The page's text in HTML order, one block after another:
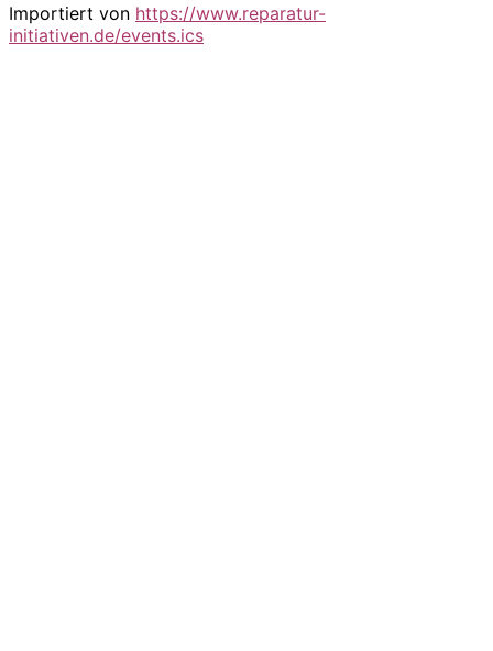
Importiert von https://www.reparatur-
initiativen.de/events.ics